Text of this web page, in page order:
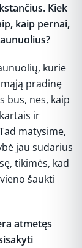
Kiek
kaip pernai,
kurie
pradinę
bus, nes, kaip
ir
matysime,
jau sudarius
tikimės, kad
šaukti
atmetęs